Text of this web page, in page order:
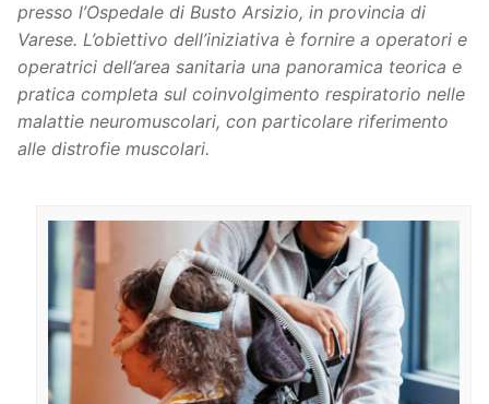
presso l’Ospedale di Busto Arsizio, in provincia di
Varese. L’obiettivo dell’iniziativa è fornire a operatori e
operatrici dell’area sanitaria una panoramica teorica e
pratica completa sul coinvolgimento respiratorio nelle
malattie neuromuscolari, con particolare riferimento
alle distrofie muscolari.